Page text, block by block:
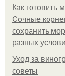
Как готовить
Сочные
сохранить
разных
Уход за
советы